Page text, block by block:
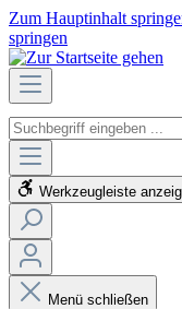
Zum Hauptinhalt
springen
Werkzeugleiste
Menü schließen